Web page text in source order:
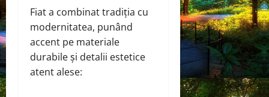
Fiat a combinat tradiția cu
modernitatea, punând
accent pe materiale
durabile și detalii estetice
atent alese: